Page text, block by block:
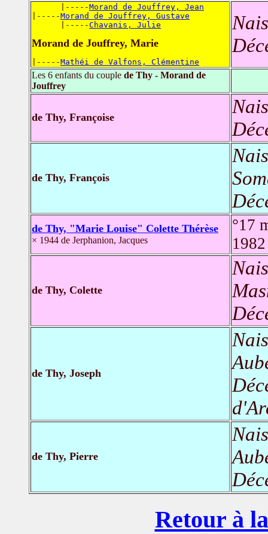
      |-----
Morand de Jouffrey, Jean
|-----Morand de Jouffrey, Gustave
      |-----
Chavanis, Julie
Morand de Jouffrey, Marie
|-----Mathéi de Valfons, Clémentine
Les 6 enfants du couple de Thy - Morand de
Jouffrey
de Thy, Françoise
de Thy, François
de Thy, "Marie Louise" Colette Thérèse
× 1944 de Jerphanion, Jacques
°17
de Thy, Colette
de Thy, Joseph
de Thy, Pierre
Retour à